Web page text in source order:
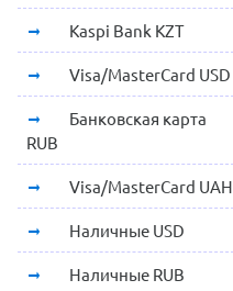
Kaspi Bank KZT
Visa/MasterCard USD
Банковская карта
RUB
Visa/MasterCard UAH
Наличные USD
Наличные RUB